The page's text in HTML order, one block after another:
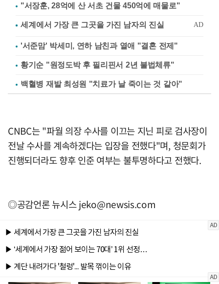
"서장훈, 28억에 산 서초 건물 450억에 매물로"
'서준맘' 박세미, 연하 남친과 열애 "결혼 전제"
황기순 "원정도박 후 필리핀서 2년 불법체류"
백혈병 재발 최성원 "치료가 날 죽이는 것 같아"
CNBC는 "파월 의장 수사를 이끄는 지닌 피로 검사장이
전날 수사를 계속하겠다는 입장을 전했다"며, 청문회가
진행되더라도 향후 인준 여부는 불투명하다고 전했다.
◎공감언론 뉴시스jeko@newsis.com